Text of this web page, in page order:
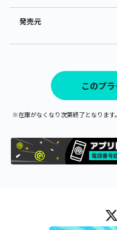
発売元
このプ
※在庫がなくなり次第終了となりま